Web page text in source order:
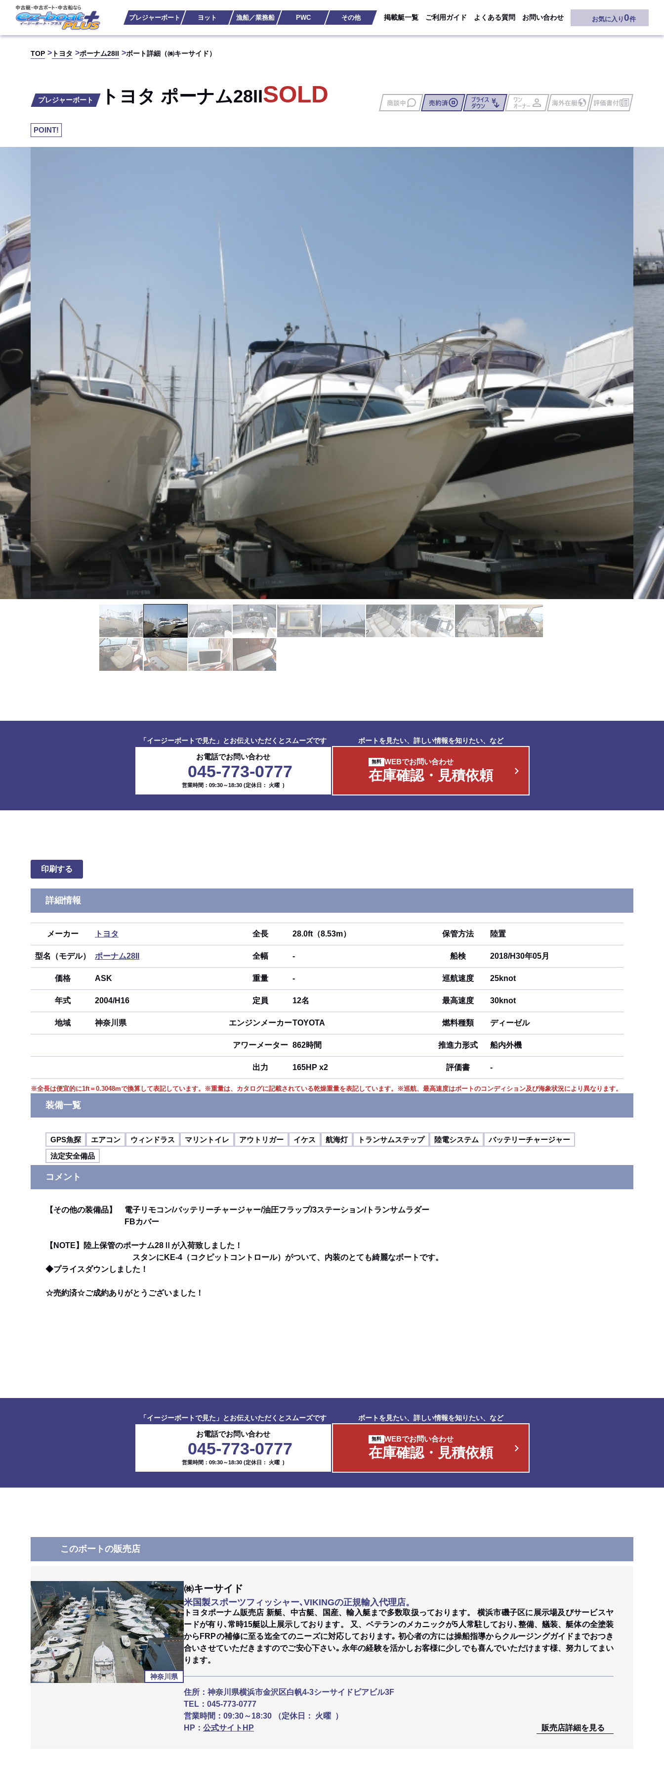
プレジャーボート ヨット 漁船／業務船 PWC その他 掲載艇一覧 ご利用ガイド よくある質問 お問い合わせ お気に入り0件
TOP トヨタ ポーナム28II ボート詳細（㈱キーサイド）
プレジャーボート トヨタ ポーナム28IISOLD
「イージーボートで見た」とお伝えいただくとスムーズです
お電話でお問い合わせ
045-773-0777
営業時間：09:30～18:30 (定休日： 火曜 )
ボートを見たい、詳しい情報を知りたい、など
WEBでお問い合わせ
在庫確認・見積依頼
印刷する
詳細情報
メーカー トヨタ
型名（モデル） ポーナム28II
価格 ASK
年式 2004/H16
地域 神奈川県
全長 28.0ft（8.53m）
全幅 -
重量 -
定員 12名
エンジンメーカーTOYOTA
アワーメーター 862時間
出力 165HP x2
保管方法 陸置
船検 2018/H30年05月
巡航速度 25knot
最高速度 30knot
燃料種類 ディーゼル
推進力形式 船内外機
評価書 -
※全長は便宜的に1ft＝0.3048mで換算して表記しています。 ※重量は、カタログに記載されている乾燥重量を表記しています。 ※巡航、最高速度はボートのコンディション及び海象状況により異なります。
装備一覧
GPS魚探 エアコン ウィンドラス マリントイレ アウトリガー イケス 航海灯 トランサムステップ 陸電システム
バッテリーチャージャー
法定安全備品
コメント
【その他の装備品】 電子リモコン/バッテリーチャージャー/油圧フラップ/3ステーション/トランサムラダー
FBカバー
【NOTE】陸上保管のポーナム28Ⅱが入荷致しました！
スタンにKE-4（コクピットコントロール）がついて、内装のとても綺麗なボートです。
◆プライスダウンしました！
☆売約済☆ご成約ありがとうございました！
「イージーボートで見た」とお伝えいただくとスムーズです
お電話でお問い合わせ
045-773-0777
営業時間：09:30～18:30 (定休日： 火曜 )
ボートを見たい、詳しい情報を知りたい、など
WEBでお問い合わせ
在庫確認・見積依頼
このボートの販売店
神奈川県
㈱キーサイド
米国製スポーツフィッシャー､VIKINGの正規輸入代理店。
トヨタポーナム販売店 新艇、中古艇、国産、輸入艇まで多数取扱っております。 横浜市磯子区に展示場及びサービスヤ
ードが有り､常時15艇以上展示しております。 又、ベテランのメカニックが5人常駐しており､整備、艤装、艇体の全塗装
からFRPの補修に至る迄全てのニーズに対応しております｡ 初心者の方には操船指導からクルージングガイドまでおつき
合いさせていただきますのでご安心下さい｡ 永年の経験を活かしお客様に少しでも喜んでいただけます様、努力してまい
ります。
住所： 神奈川県横浜市金沢区白帆4-3シーサイドピアビル3F
TEL： 045-773-0777
営業時間： 09:30～18:30 （定休日： 火曜 ）
HP： 公式サイトHP 販売店詳細を見る